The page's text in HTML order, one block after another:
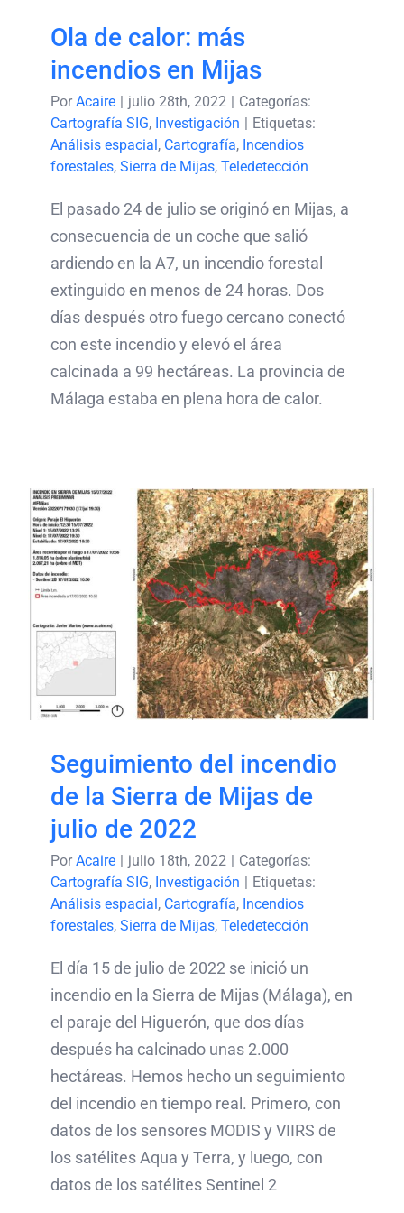
Ola de calor: más
incendios en Mijas
PorAcaire | julio 28th, 2022 | Categorías:
Cartografía SIG, Investigación | Etiquetas:
Análisis espacial, Cartografía, Incendios
forestales, Sierra de Mijas, Teledetección
El pasado 24 de julio se originó en Mijas, a
consecuencia de un coche que salió
ardiendo en la A7, un incendio forestal
extinguido en menos de 24 horas. Dos
días después otro fuego cercano conectó
con este incendio y elevó el área
calcinada a 99 hectáreas. La provincia de
Málaga estaba en plena hora de calor.
Seguimiento del incendio
de la Sierra de Mijas de
julio de 2022
Seguimiento del incendio
de la Sierra de Mijas de
julio de 2022
PorAcaire | julio 18th, 2022 | Categorías:
Cartografía SIG, Investigación | Etiquetas:
Análisis espacial, Cartografía, Incendios
forestales, Sierra de Mijas, Teledetección
El día 15 de julio de 2022 se inició un
incendio en la Sierra de Mijas (Málaga), en
el paraje del Higuerón, que dos días
después ha calcinado unas 2.000
hectáreas. Hemos hecho un seguimiento
del incendio en tiempo real. Primero, con
datos de los sensores MODIS y VIIRS de
los satélites Aqua y Terra, y luego, con
datos de los satélites Sentinel 2